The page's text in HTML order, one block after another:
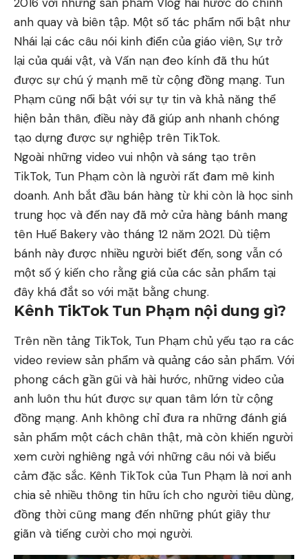
anh quay và biên tập. Một số tác phẩm nổi bật như
Nhái lại các câu nói kinh điển của giáo viên, Sự trở
lại của quái vật, và Vấn nạn đeo kính đã thu hút
được sự chú ý mạnh mẽ từ cộng đồng mạng. Tun
Phạm cũng nổi bật với sự tự tin và khả năng thể
hiện bản thân, điều này đã giúp anh nhanh chóng
tạo dựng được sự nghiệp trên TikTok.
Ngoài những video vui nhộn và sáng tạo trên
TikTok, Tun Phạm còn là người rất đam mê kinh
doanh. Anh bắt đầu bán hàng từ khi còn là học sinh
trung học và đến nay đã mở cửa hàng bánh mang
tên Huế Bakery vào tháng 12 năm 2021. Dù tiệm
bánh này được nhiều người biết đến, song vẫn có
một số ý kiến cho rằng giá của các sản phẩm tại
đây khá đắt so với mặt bằng chung.
Kênh TikTok Tun Phạm nội dung gì?
Trên nền tảng TikTok, Tun Phạm chủ yếu tạo ra các
video review sản phẩm và quảng cáo sản phẩm. Với
phong cách gần gũi và hài hước, những video của
anh luôn thu hút được sự quan tâm lớn từ cộng
đồng mạng. Anh không chỉ đưa ra những đánh giá
sản phẩm một cách chân thật, mà còn khiến người
xem cười nghiêng ngả với những câu nói và biểu
cảm đặc sắc. Kênh TikTok của Tun Phạm là nơi anh
chia sẻ nhiều thông tin hữu ích cho người tiêu dùng,
đồng thời cũng mang đến những phút giây thư
giãn và tiếng cười cho mọi người.